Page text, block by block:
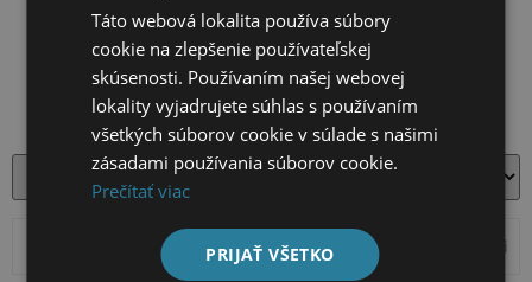
Táto webová lokalita používa súbory
cookie na zlepšenie používateľskej
skúsenosti. Používaním našej webovej
lokality vyjadrujete súhlas s používaním
všetkých súborov cookie v súlade s našimi
zásadami používania súborov cookie.
Prečítať viac
PRIJAŤ VŠETKO